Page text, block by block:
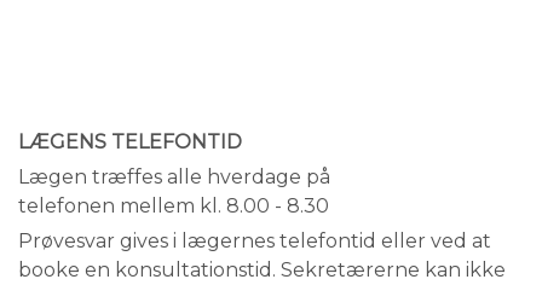
LÆGENS TELEFONTID
Lægen træffes alle hverdage på
telefonen mellem kl. 8.00 - 8.30
Prøvesvar gives i lægernes telefontid eller ved at
booke en konsultationstid. Sekretærerne kan ikke